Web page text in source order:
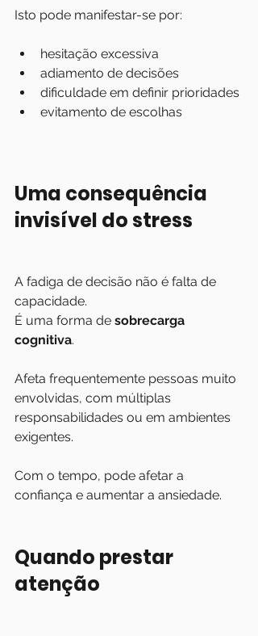
Isto pode manifestar-se por:
hesitação excessiva
adiamento de decisões
dificuldade em definir prioridades
evitamento de escolhas
Uma consequência
invisível do stress
A fadiga de decisão não é falta de
capacidade.
É uma forma de sobrecarga
cognitiva.
Afeta frequentemente pessoas muito
envolvidas, com múltiplas
responsabilidades ou em ambientes
exigentes.
Com o tempo, pode afetar a
confiança e aumentar a ansiedade.
Quando prestar
atenção